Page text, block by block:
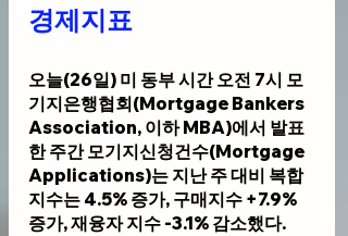
경제지표
오늘(26일) 미 동부 시간 오전 7시 모
기지은행협회(Mortgage Bankers
Association, 이하 MBA)에서 발표
한 주간 모기지신청건수(Mortgage
Applications)는 지난 주 대비 복합
지수는 4.5% 증가, 구매지수 +7.9%
증가, 재융자 지수 -3.1% 감소했다.